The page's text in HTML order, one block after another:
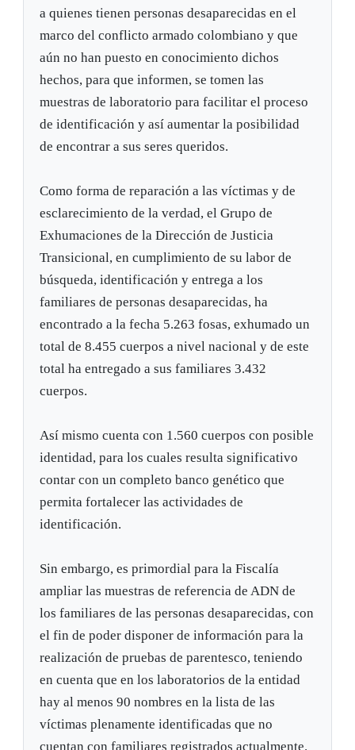
a quienes tienen personas desaparecidas en el
marco del conflicto armado colombiano y que
aún no han puesto en conocimiento dichos
hechos, para que informen, se tomen las
muestras de laboratorio para facilitar el proceso
de identificación y así aumentar la posibilidad
de encontrar a sus seres queridos.
Como forma de reparación a las víctimas y de
esclarecimiento de la verdad, el Grupo de
Exhumaciones de la Dirección de Justicia
Transicional, en cumplimiento de su labor de
búsqueda, identificación y entrega a los
familiares de personas desaparecidas, ha
encontrado a la fecha 5.263 fosas, exhumado un
total de 8.455 cuerpos a nivel nacional y de este
total ha entregado a sus familiares 3.432
cuerpos.
Así mismo cuenta con 1.560 cuerpos con posible
identidad, para los cuales resulta significativo
contar con un completo banco genético que
permita fortalecer las actividades de
identificación.
Sin embargo, es primordial para la Fiscalía
ampliar las muestras de referencia de ADN de
los familiares de las personas desaparecidas, con
el fin de poder disponer de información para la
realización de pruebas de parentesco, teniendo
en cuenta que en los laboratorios de la entidad
hay al menos 90 nombres en la lista de las
víctimas plenamente identificadas que no
cuentan con familiares registrados actualmente.